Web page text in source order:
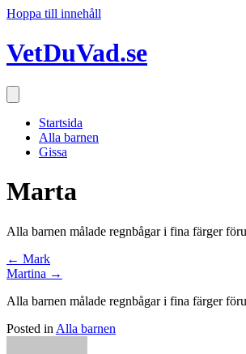
Hoppa till innehåll
VetDuVad.se
Startsida
Alla barnen
Gissa
Marta
Alla barnen målade regnbågar i fina färger
Posts
navigation
← Mark
Martina →
Alla barnen målade regnbågar i fina färger
Posted in Alla barnen